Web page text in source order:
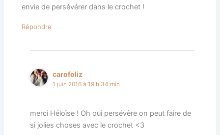
envie de persévérer dans le crochet !
Répondre
carofoliz
1 juin 2016 à 19 h 34 min
merci Héloïse ! Oh oui persévère on peut faire de
si jolies choses avec le crochet <3